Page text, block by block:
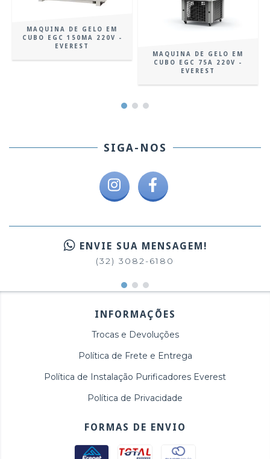
MAQUINA DE GELO EM
CUBO EGC 150MA 220V -
EVEREST
MAQUINA DE GELO EM
CUBO EGC 75A 220V -
EVEREST
SIGA-NOS
ENVIE SUA MENSAGEM!
(32) 3082-6180
INFORMAÇÕES
Trocas e Devoluções
Política de Frete e Entrega
Política de Instalação Purificadores Everest
Política de Privacidade
FORMAS DE ENVIO